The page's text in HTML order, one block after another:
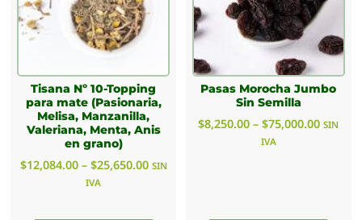
Tisana Nº 10-Topping
para mate (Pasionaria,
Melisa, Manzanilla,
Valeriana, Menta, Anis
en grano)
$12,084.00 – $25,650.00 SIN
IVA
Pasas Morocha Jumbo
Sin Semilla
$8,250.00 – $75,000.00 SIN
IVA